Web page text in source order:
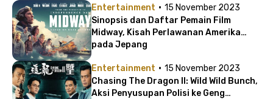
Entertainment · 15 November 2023
Sinopsis dan Daftar Pemain Film
Midway, Kisah Perlawanan Amerika
pada Jepang
Entertainment · 15 November 2023
Chasing The Dragon II: Wild Wild Bunch,
Aksi Penyusupan Polisi ke Geng